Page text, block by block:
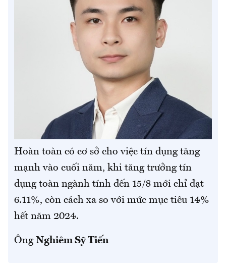
Hoàn toàn có cơ sở cho việc tín dụng tăng
mạnh vào cuối năm, khi tăng trưởng tín
dụng toàn ngành tính đến 15/8 mới chỉ đạt
6.11%, còn cách xa so với mức mục tiêu 14%
hết năm 2024.
Ông Nghiêm Sỹ Tiến